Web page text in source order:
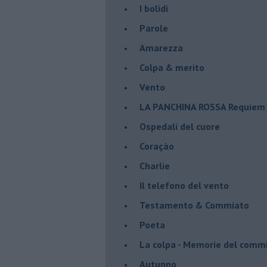
I bolidi
Parole
Amarezza
Colpa & merito
Vento
​LA PANCHINA ROSSA
Ospedali del cuore
Coraçào
Charlie
Il telefono del vento
Testamento & Commiato
Poeta
​La colpa - Memorie del
Autunno